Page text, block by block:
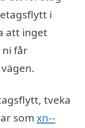
i
att inget
ni får
tveka
som xn--